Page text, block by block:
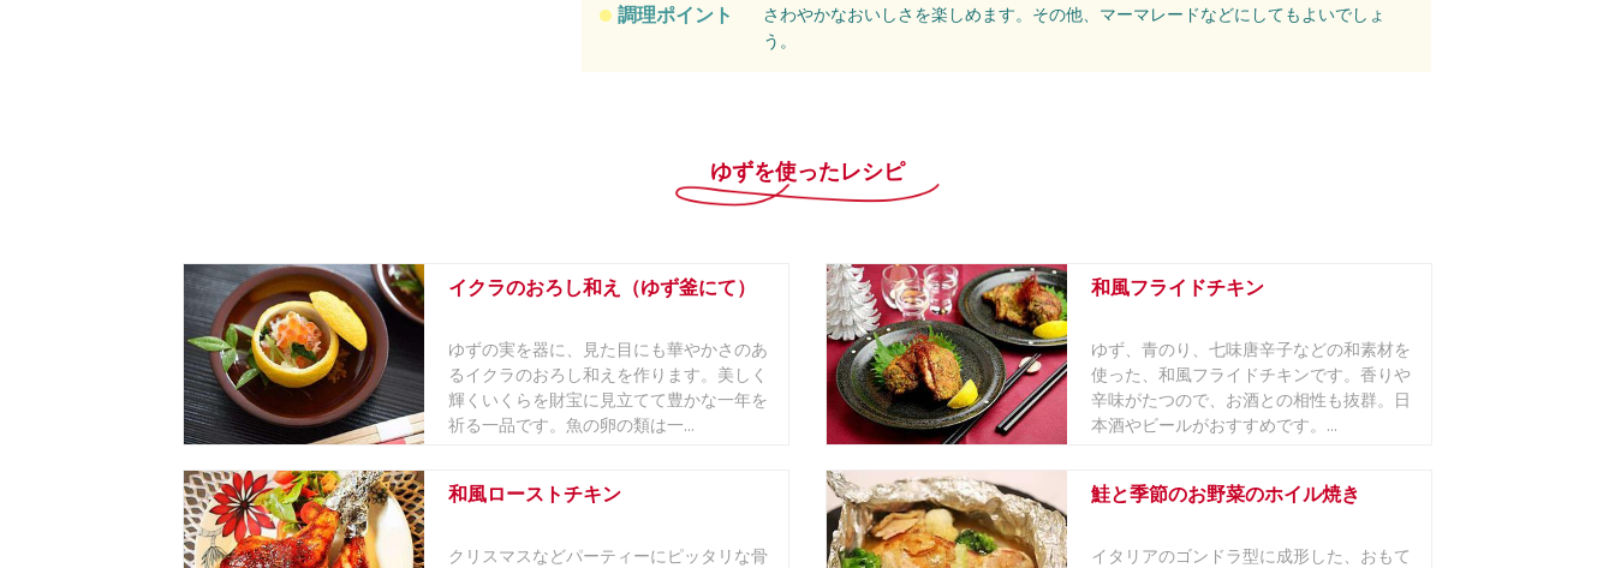
調理ポイント
さわやかなおいしさを楽しめます。その他、マーマレードなどにしてもよいでしょ
う。
ゆずを使ったレシピ
イクラのおろし和え（ゆず釜にて）
ゆずの実を器に、見た目にも華やかさのあ
るイクラのおろし和えを作ります。美しく
輝くいくらを財宝に見立てて豊かな一年を
祈る一品です。魚の卵の類は一...
和風フライドチキン
ゆず、青のり、七味唐辛子などの和素材を
使った、和風フライドチキンです。香りや
辛味がたつので、お酒との相性も抜群。日
本酒やビールがおすすめです。...
和風ローストチキン
クリスマスなどパーティーにピッタリな骨
鮭と季節のお野菜のホイル焼き
イタリアのゴンドラ型に成形した、おもて